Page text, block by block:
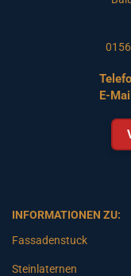
E-
INFORMATIONEN ZU:
Fassadenstuck
Steinlaternen